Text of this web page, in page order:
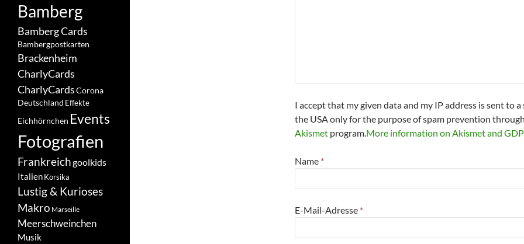
I accept that my given data and my IP address is sent to a
the USA only for the purpose of spam prevention
Akismet program.More information on Akismet and
Name *
E-Mail-Adresse *
Bamberg
Bamberg Cards
Bambergpostkarten
Brackenheim
CharlyCards
CharlyCardsCorona
Deutschland Effekte
Eichhörnchen Events
Fotografien
Frankreichgoolkids
ItalienKorsika
Lustig & Kurioses
Makro Marseille
Meerschweinchen
Musik